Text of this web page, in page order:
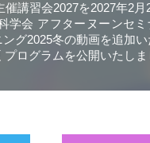
催講習会2027を2027年2月
学会 アフターヌーンセ
グ2025冬の動画を追加い
ログラムを公開いたしま